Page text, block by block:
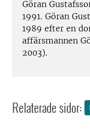
Göran
1991. Göran
1989 efter en
affärsmannen
2003).
Relaterade sidor: